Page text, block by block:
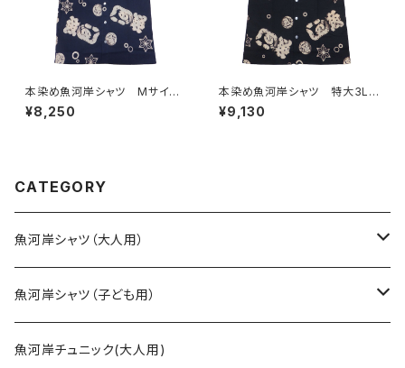
本染め魚河岸シャツ Mサイ
ズ 認定証付き 木綿晒 涼麻
柄 紺×白 日本製 注染そ
¥8,250
本染め魚河岸シャツ 特大3Lサ
イズ 認定証付き 木綿晒 涼
麻柄 黒×オフホワイト 日本
¥9,130
CATEGORY
魚河岸シャツ（大人用）
SSサイズ
Sサイズ
魚河岸シャツ（子ども用）
90cm
魚河岸チュニック(大人用)